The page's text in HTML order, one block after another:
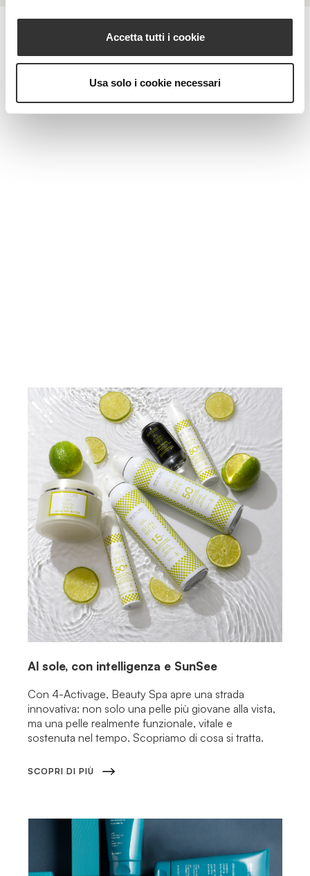
Accetta tutti i cookie
Usa solo i cookie necessari
MAGAZINE
Al sole, con intelligenza e SunSee
Con 4-Activage, Beauty Spa apre una strada
innovativa: non solo una pelle più giovane alla vista,
ma una pelle realmente funzionale, vitale e
sostenuta nel tempo. Scopriamo di cosa si tratta.
SCOPRI DI PIÙ